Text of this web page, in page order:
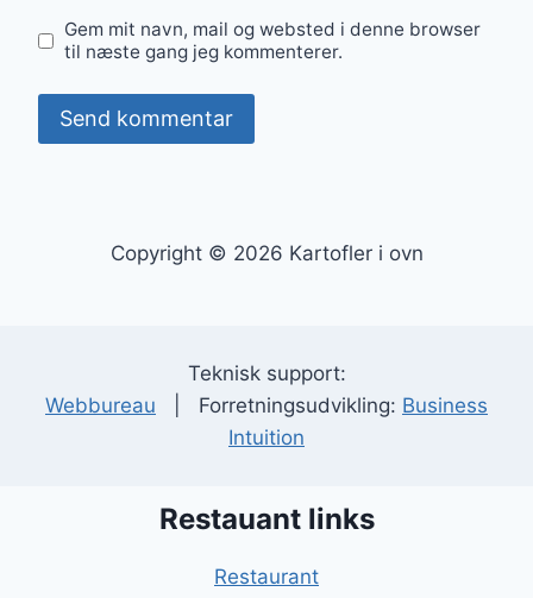
Gem mit navn, mail og websted i denne browser
til næste gang jeg kommenterer.
Copyright © 2026 Kartofler i ovn
Teknisk support:
Webbureau | Forretningsudvikling: Business
Intuition
Restauant links
Restaurant